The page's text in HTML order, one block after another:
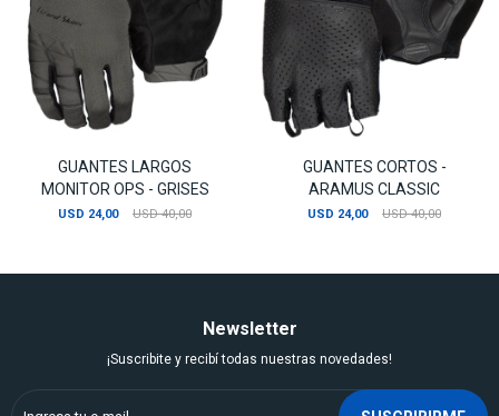
GUANTES LARGOS
MONITOR OPS - GRISES
USD 24,00 USD 40,00
GUANTES CORTOS -
ARAMUS CLASSIC
USD 24,00 USD 40,00
Newsletter
¡Suscribite y recibí todas nuestras novedades!